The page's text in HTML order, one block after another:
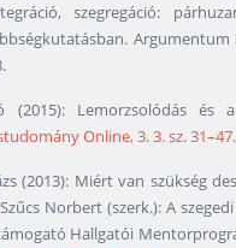
szegregáció:
(2015): Lemorzsolódás és
Online, 3. 3. sz. 31–47.
(2013): Miért van szükség
Szűcs Norbert (szerk.): A
Hallgatói